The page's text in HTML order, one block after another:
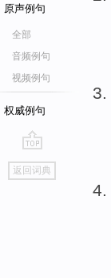
原声例句
全部
音频例句
视频例句
权威例句
go
top
返回词典